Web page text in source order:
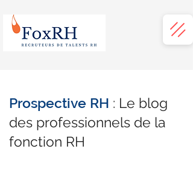
Prospective RH : Le blog
des professionnels de la
fonction RH